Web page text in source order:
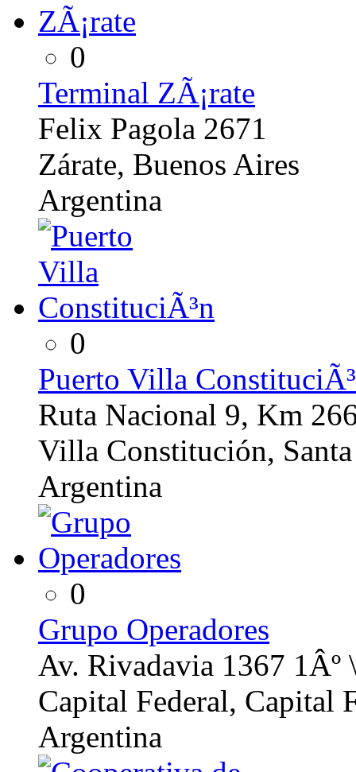
0
Terminal ZÃ¡rate
Felix Pagola 2671
Zárate, Buenos Aires
Argentina
0
Puerto Villa
Ruta Nacional 9, Km
Villa Constitución,
Argentina
0
Grupo Operadores
Av. Rivadavia 1367
Capital Federal, Capital
Argentina